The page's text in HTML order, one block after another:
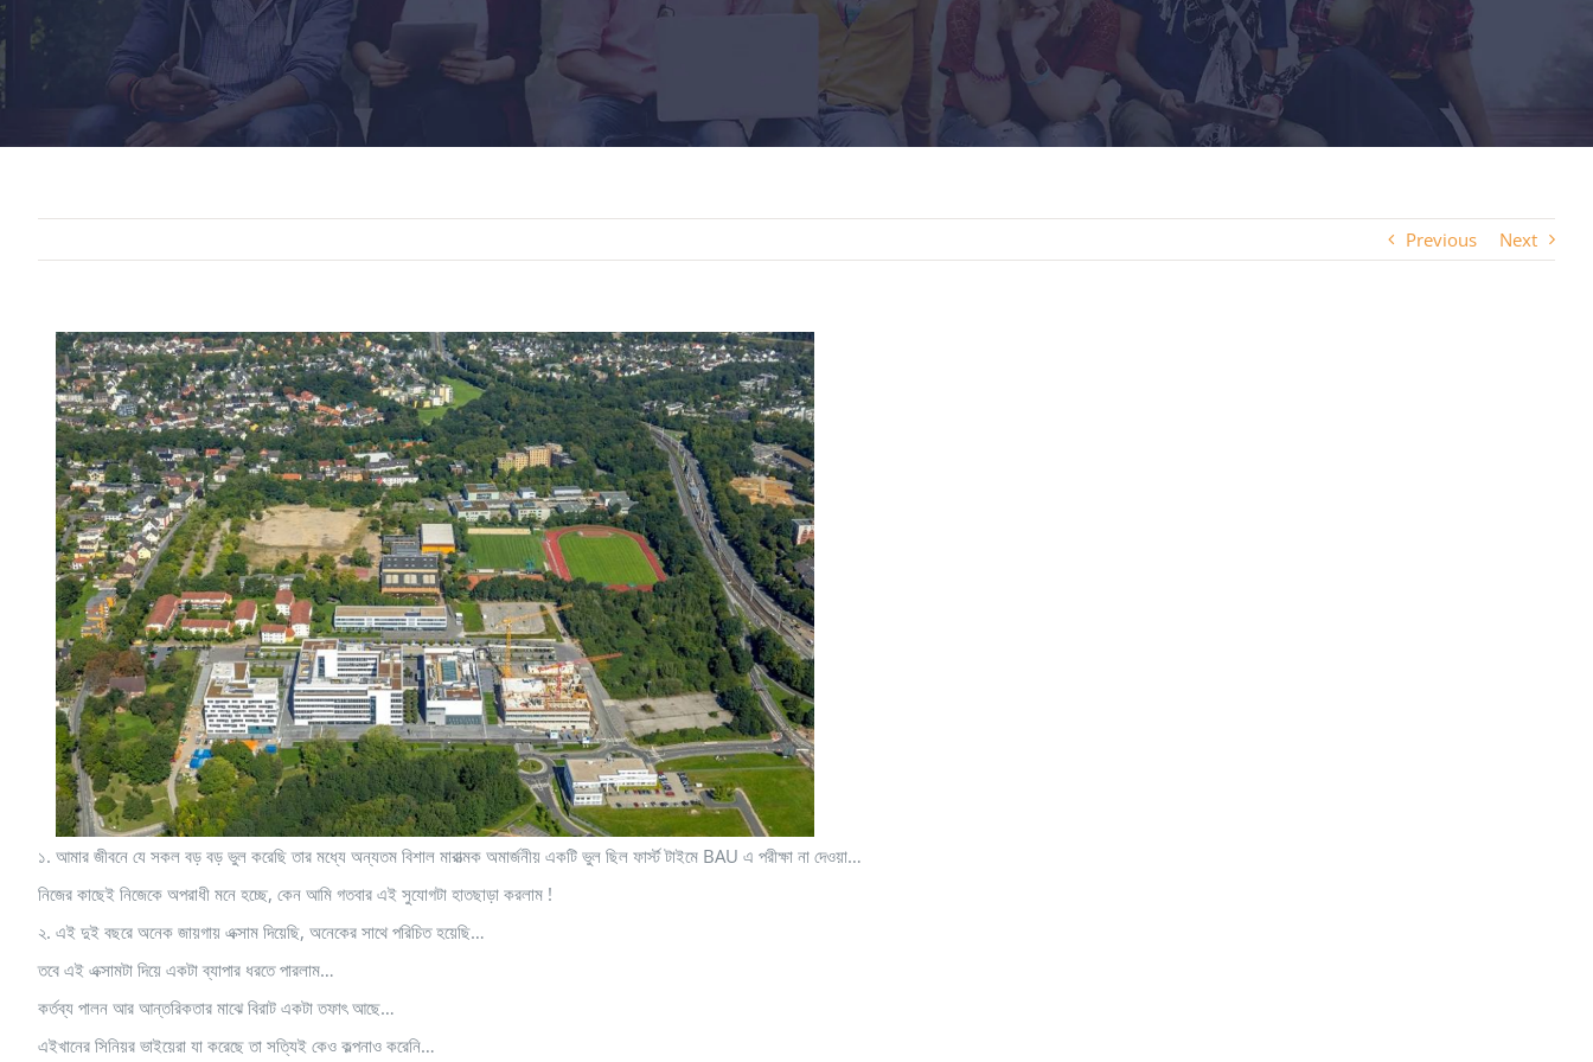
Previous Next
১. আমার জীবনে যে সকল বড় বড় ভুল করেছি তার মধ্যে অন্যতম বিশাল মারাত্মক অমার্জনীয় একটি ভুল ছিল ফার্স্ট টাইমে BAU এ পরীক্ষা না দেওয়া…
নিজের কাছেই নিজেকে অপরাধী মনে হচ্ছে, কেন আমি গতবার এই সুযোগটা হাতছাড়া করলাম !
২. এই দুই বছরে অনেক জায়গায় এক্সাম দিয়েছি, অনেকের সাথে পরিচিত হয়েছি…
তবে এই এক্সামটা দিয়ে একটা ব্যাপার ধরতে পারলাম…
কর্তব্য পালন আর আন্তরিকতার মাঝে বিরাট একটা তফাৎ আছে…
এইখানের সিনিয়র ভাইয়েরা যা করেছে তা সত্যিই কেও কল্পনাও করেনি…